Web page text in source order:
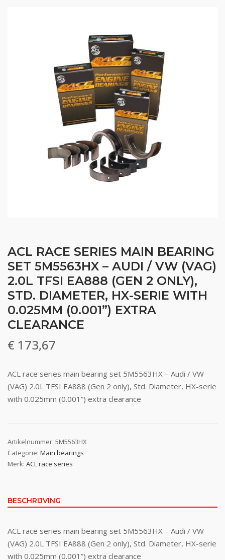
ACL RACE SERIES MAIN BEARING
SET 5M5563HX – AUDI / VW (VAG)
2.0L TFSI EA888 (GEN 2 ONLY),
STD. DIAMETER, HX-SERIE WITH
0.025MM (0.001”) EXTRA
CLEARANCE
€ 173,67
ACL race series main bearing set 5M5563HX – Audi / VW
(VAG) 2.0L TFSI EA888 (Gen 2 only), Std. Diameter, HX-serie
with 0.025mm (0.001”) extra clearance
Artikelnummer: 5M5563HX
Categorie: Main bearings
Merk: ACL race series
BESCHRIJVING
ACL race series main bearing set 5M5563HX – Audi / VW
(VAG) 2.0L TFSI EA888 (Gen 2 only), Std. Diameter, HX-serie
with 0.025mm (0.001”) extra clearance